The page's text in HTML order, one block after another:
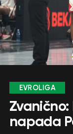
EVROLIGA
napada